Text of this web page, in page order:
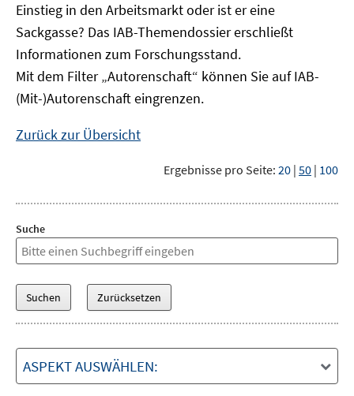
Einstieg in den Arbeitsmarkt oder ist er eine
Sackgasse? Das IAB-Themendossier erschließt
Informationen zum Forschungsstand.
Mit dem Filter „Autorenschaft“ können Sie auf IAB-
(Mit-)Autorenschaft eingrenzen.
Zurück zur Übersicht
Ergebnisse pro Seite: 20 | 50 | 100
Suche
ASPEKT AUSWÄHLEN: